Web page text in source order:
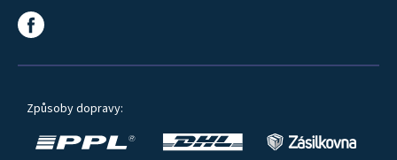
Způsoby dopravy: